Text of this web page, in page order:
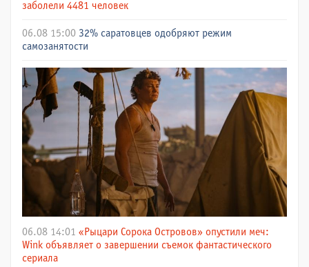
заболели 4481 человек
06.08 15:00 32% саратовцев одобряют режим
самозанятости
06.08 14:01 «Рыцари Сорока Островов» опустили меч:
Wink объявляет о завершении съемок фантастического
сериала